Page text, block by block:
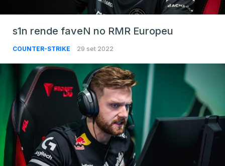
s1n rende faveN no RMR Europeu
COUNTER-STRIKE 29 set 2022